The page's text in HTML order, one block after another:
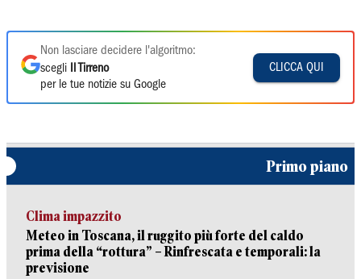
Non lasciare decidere l'algoritmo:
scegli
Il Tirreno
per le tue notizie su Google
CLICCA QUI
Primo piano
Clima impazzito
Meteo in Toscana, il ruggito più forte del caldo
prima della “rottura” – Rinfrescata e temporali: la
previsione